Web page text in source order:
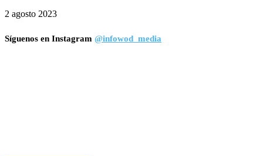
2 agosto 2023
Síguenos en Instagram @infowod_media